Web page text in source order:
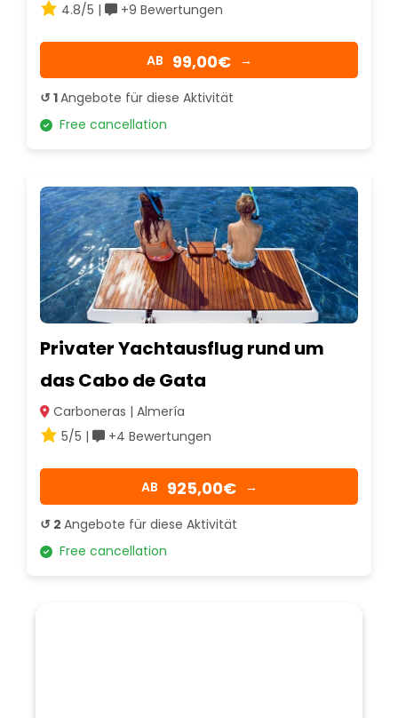
4.8/5 |
+9 Bewertungen
AB 99,00€ →
↺ 1Angebote für diese Aktivität
Free cancellation
Privater Yachtausflug rund um
das Cabo de Gata
Carboneras | Almería
5/5 |
+4 Bewertungen
AB 925,00€ →
↺ 2 Angebote für diese Aktivität
Free cancellation